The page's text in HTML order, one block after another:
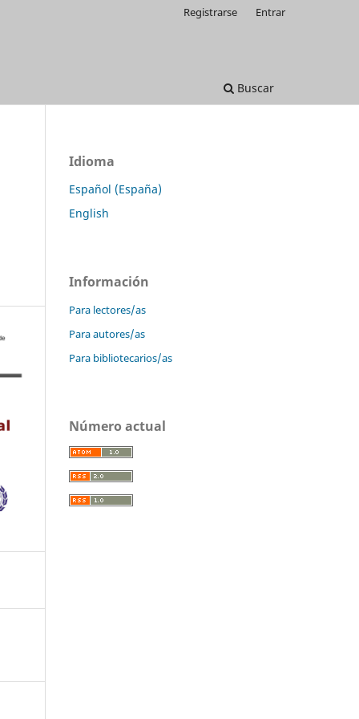
Buscar
Registrarse Entrar
Idioma
Español (España)
English
Información
Para lectores/as
Para autores/as
Para bibliotecarios/as
Número actual